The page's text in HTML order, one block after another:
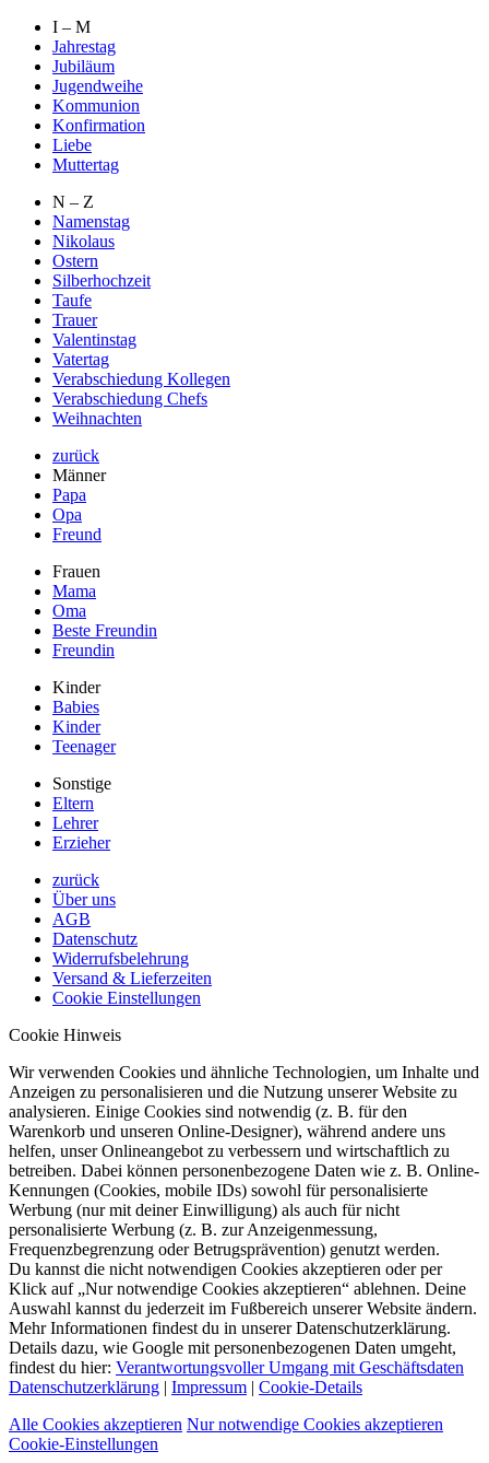
I – M
Jahrestag
Jubiläum
Jugendweihe
Kommunion
Konfirmation
Liebe
Muttertag
N – Z
Namenstag
Nikolaus
Ostern
Silberhochzeit
Taufe
Trauer
Valentinstag
Vatertag
Verabschiedung Kollegen
Verabschiedung Chefs
Weihnachten
zurück
Männer
Papa
Opa
Freund
Frauen
Mama
Oma
Beste Freundin
Freundin
Kinder
Babies
Kinder
Teenager
Sonstige
Eltern
Lehrer
Erzieher
zurück
Über uns
AGB
Datenschutz
Widerrufsbelehrung
Versand & Lieferzeiten
Cookie Einstellungen
Cookie Hinweis
Wir verwenden Cookies und ähnliche Technologien, um Inhalte und
Anzeigen zu personalisieren und die Nutzung unserer Website zu
analysieren. Einige Cookies sind notwendig (z. B. für den
Warenkorb und unseren Online-Designer), während andere uns
helfen, unser Onlineangebot zu verbessern und wirtschaftlich zu
betreiben. Dabei können personenbezogene Daten wie z. B. Online-
Kennungen (Cookies, mobile IDs) sowohl für personalisierte
Werbung (nur mit deiner Einwilligung) als auch für nicht
personalisierte Werbung (z. B. zur Anzeigenmessung,
Frequenzbegrenzung oder Betrugsprävention) genutzt werden.
Du kannst die nicht notwendigen Cookies akzeptieren oder per
Klick auf „Nur notwendige Cookies akzeptieren“ ablehnen. Deine
Auswahl kannst du jederzeit im Fußbereich unserer Website ändern.
Mehr Informationen findest du in unserer Datenschutzerklärung.
Details dazu, wie Google mit personenbezogenen Daten umgeht,
findest du hier: Verantwortungsvoller Umgang mit Geschäftsdaten
Datenschutzerklärung | Impressum | Cookie-Details
Alle Cookies akzeptieren Nur notwendige Cookies akzeptieren
Cookie-Einstellungen